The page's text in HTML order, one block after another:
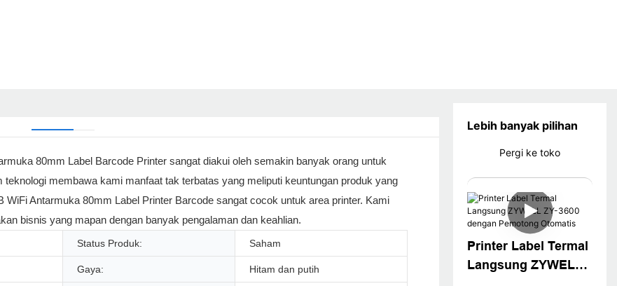
Lebih banyak pilihan
Pergi ke toko
Printer Label Termal
Langsung ZYWELL
80mm Label Barcode Printer sangat diakui oleh semakin banyak orang untuk
membawa kami manfaat tak terbatas yang meliputi keuntungan produk yang
Antarmuka 80mm Label Printer Barcode sangat cocok untuk area printer. Kami
bisnis yang mapan dengan banyak pengalaman dan keahlian.
Status Produk: Saham
Gaya: Hitam dan putih